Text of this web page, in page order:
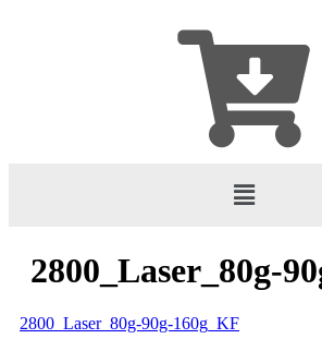
2800_Laser_80g-
2800_Laser_80g-90g-160g_KF